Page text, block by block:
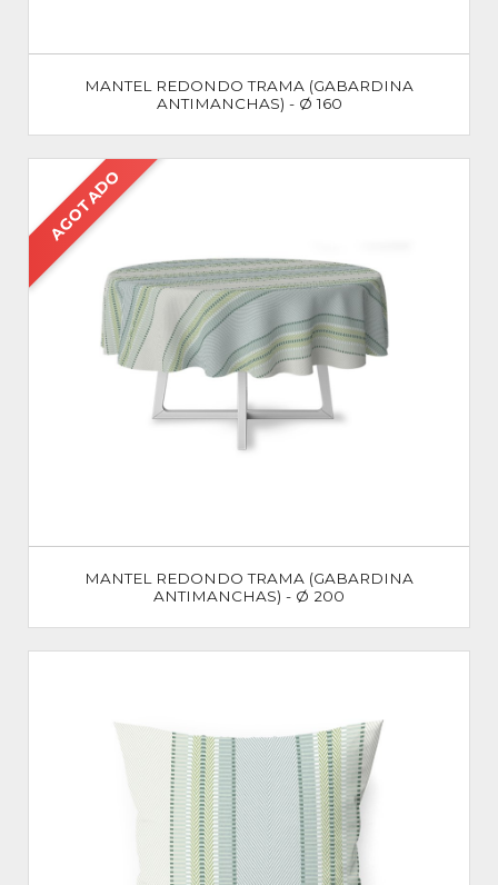
MANTEL REDONDO TRAMA (GABARDINA
ANTIMANCHAS) - Ø 160
AGOTADO
MANTEL REDONDO TRAMA (GABARDINA
ANTIMANCHAS) - Ø 200